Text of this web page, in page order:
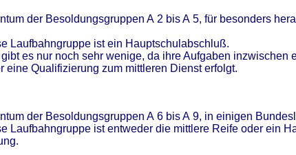
der Besoldungsgruppen A 2 bis A 5, für besonders
Laufbahngruppe ist ein Hauptschulabschluß.
es nur noch sehr wenige, da ihre Aufgaben inzwischen
eine Qualifizierung zum mittleren Dienst erfolgt.
der Besoldungsgruppen A 6 bis A 9, in einigen
Laufbahngruppe ist entweder die mittlere Reife oder ein